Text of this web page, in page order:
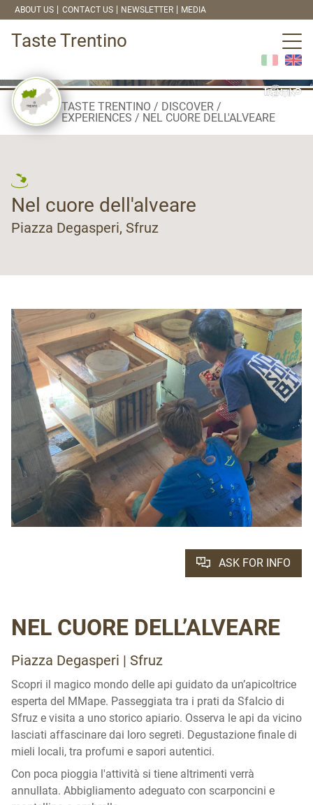
ABOUT US CONTACT US NEWSLETTER MEDIA
Taste Trentino
TASTE TRENTINO
DISCOVER
EXPERIENCES
NEL CUORE DELL'ALVEARE
Nel cuore dell'alveare
Piazza Degasperi, Sfruz
ASK FOR INFO
NEL CUORE DELL’ALVEARE
Piazza Degasperi | Sfruz
Scopri il magico mondo delle api guidato da un’apicoltrice
esperta del MMape. Passeggiata tra i prati da Sfalcio di
Sfruz e visita a uno storico apiario. Osserva le api da vicino
lasciati affascinare dai loro segreti. Degustazione finale di
mieli locali, tra profumi e sapori autentici.
Con poca pioggia l'attività si tiene altrimenti verrà
annullata. Abbigliamento adeguato con scarponcini e